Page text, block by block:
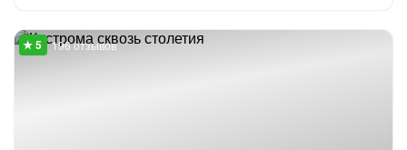
196 отзывов